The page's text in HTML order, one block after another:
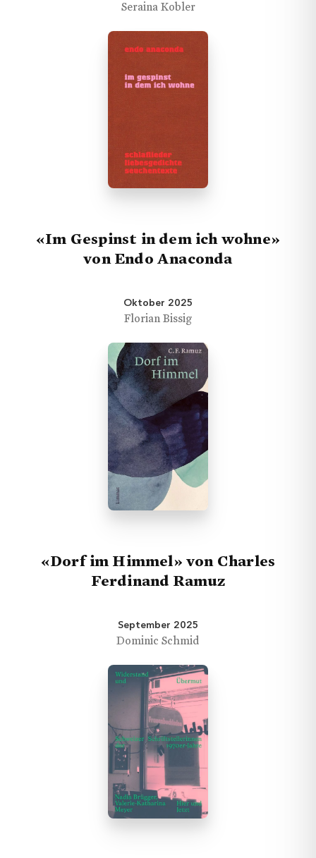
Seraina Kobler
«Im Gespinst in dem ich wohne»
von Endo Anaconda
Oktober 2025
Florian Bissig
«Dorf im Himmel» von Charles
Ferdinand Ramuz
September 2025
Dominic Schmid